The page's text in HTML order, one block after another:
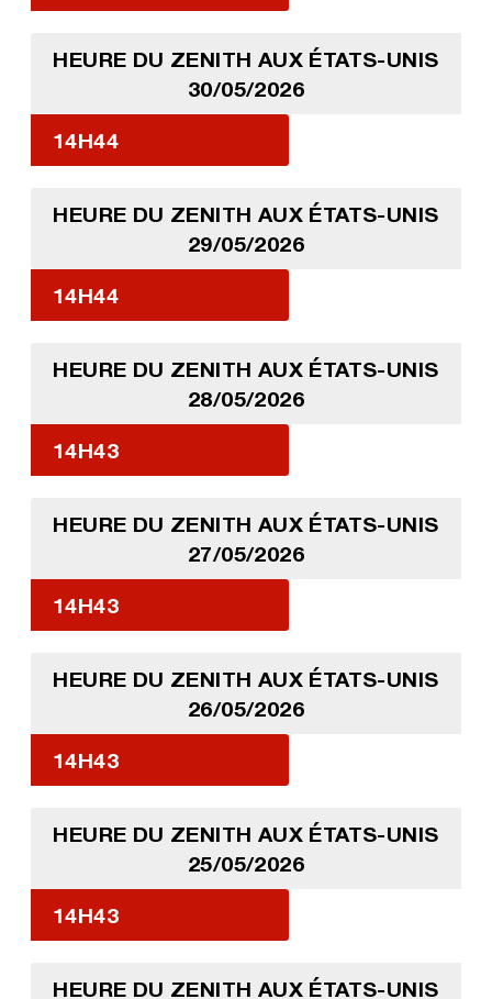
HEURE DU ZENITH AUX ÉTATS-UNIS
30/05/2026
14H44
HEURE DU ZENITH AUX ÉTATS-UNIS
29/05/2026
14H44
HEURE DU ZENITH AUX ÉTATS-UNIS
28/05/2026
14H43
HEURE DU ZENITH AUX ÉTATS-UNIS
27/05/2026
14H43
HEURE DU ZENITH AUX ÉTATS-UNIS
26/05/2026
14H43
HEURE DU ZENITH AUX ÉTATS-UNIS
25/05/2026
14H43
HEURE DU ZENITH AUX ÉTATS-UNIS